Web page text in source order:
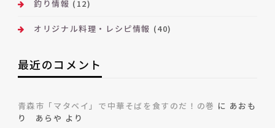
釣り情報 (12)
オリジナル料理・レシピ情報 (40)
最近のコメント
青森市「マタベイ」で中華そばを食すのだ！の巻 に あおも
り あらや より